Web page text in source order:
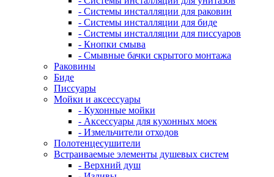
- Системы инсталляции для раковин
- Системы инсталляции для биде
- Системы инсталляции для писсуаров
- Кнопки смыва
- Смывные бачки скрытого монтажа
Раковины
Биде
Писсуары
Мойки и аксессуары
- Кухонные мойки
- Аксессуары для кухонных моек
- Измельчители отходов
Полотенцесушители
Встраиваемые элементы душевых систем
- Верхний душ